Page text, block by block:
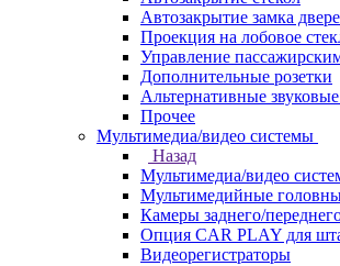
Автозакрытие замка
Проекция на лобовое
Управление
Дополнительные розетки
Альтернативные
Прочее
Мультимедиа/видео системы
Назад
Мультимедиа/видео
Мультимедийные
Камеры заднего/
Опция CAR PLAY для
Видеорегистраторы